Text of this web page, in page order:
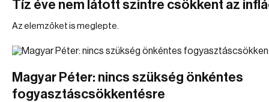
Tíz éve nem látott szintre csökkent az
Az elemzőket is meglepte.
Magyar Péter: nincs szükség önkéntes
fogyasztáscsökkentésre